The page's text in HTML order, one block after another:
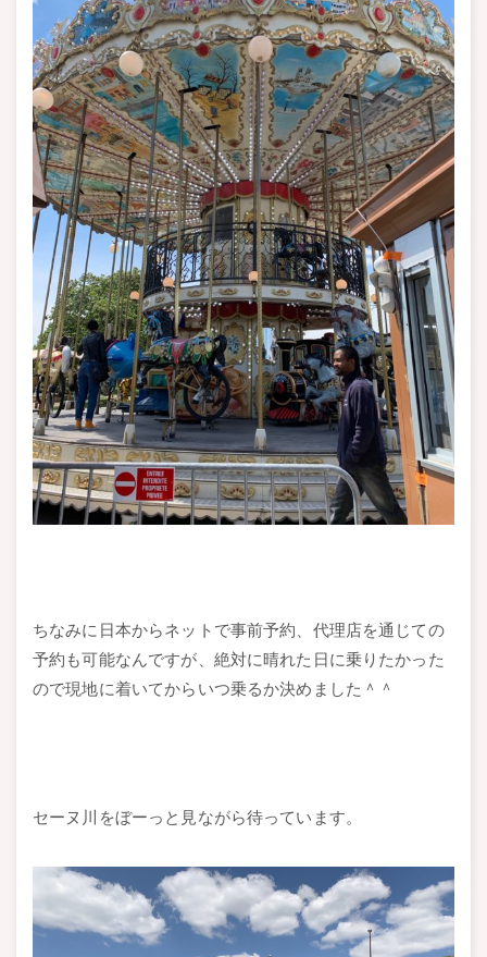
ちなみに日本からネットで事前予約、代理店を通じての
予約も可能なんですが、絶対に晴れた日に乗りたかった
ので現地に着いてからいつ乗るか決めました＾＾
セーヌ川をぼーっと見ながら待っています。